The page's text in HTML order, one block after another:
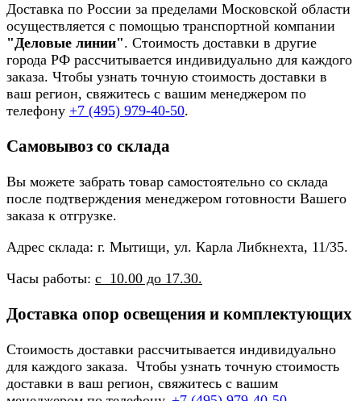
Доставка по России за пределами Московской области
осуществляется с помощью транспортной компании
"Деловые линии". Стоимость доставки в другие
города РФ рассчитывается индивидуально для каждого
заказа. Чтобы узнать точную стоимость доставки в
ваш регион, свяжитесь с вашим менеджером по
телефону +7 (495) 979-40-50.
Самовывоз со склада
Вы можете забрать товар самостоятельно со склада
после подтверждения менеджером готовности Вашего
заказа к отгрузке.
Адрес склада: г. Мытищи, ул. Карла Либкнехта, 11/35.
Часы работы: с 10.00 до 17.30.
Доставка опор освещения и комплектующих
Стоимость доставки рассчитывается индивидуально
для каждого заказа. Чтобы узнать точную стоимость
доставки в ваш регион, свяжитесь с вашим